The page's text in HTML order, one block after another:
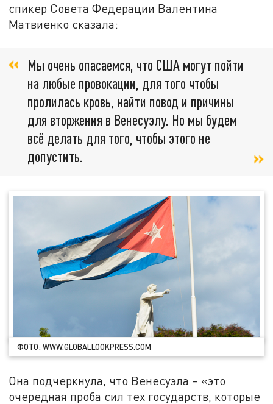
спикер Совета Федерации Валентина
Матвиенко сказала:
Мы очень опасаемся, что США могут пойти
на любые провокации, для того чтобы
пролилась кровь, найти повод и причины
для вторжения в Венесуэлу. Но мы будем
всё делать для того, чтобы этого не
допустить.
ФОТО: WWW.GLOBALLOOKPRESS.COM
Она подчеркнула, что Венесуэла – «это
очередная проба сил тех государств, которые